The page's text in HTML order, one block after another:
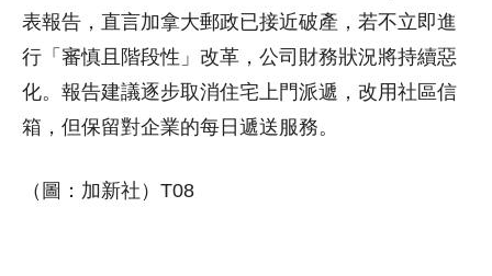
表報告，直言加拿大郵政已接近破產，若不立即進
行「審慎且階段性」改革，公司財務狀況將持續惡
化。報告建議逐步取消住宅上門派遞，改用社區信
箱，但保留對企業的每日遞送服務。
（圖：加新社）T08